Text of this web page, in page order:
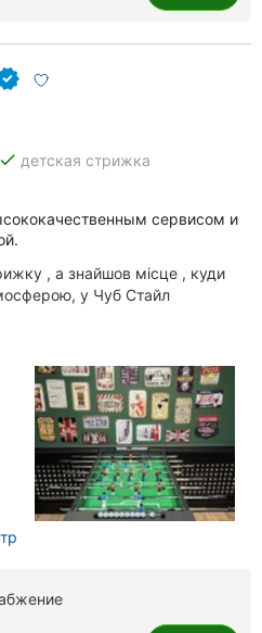
done детская стрижка
сервисом и
, а знайшов місце , куди
у Чуб Стайл